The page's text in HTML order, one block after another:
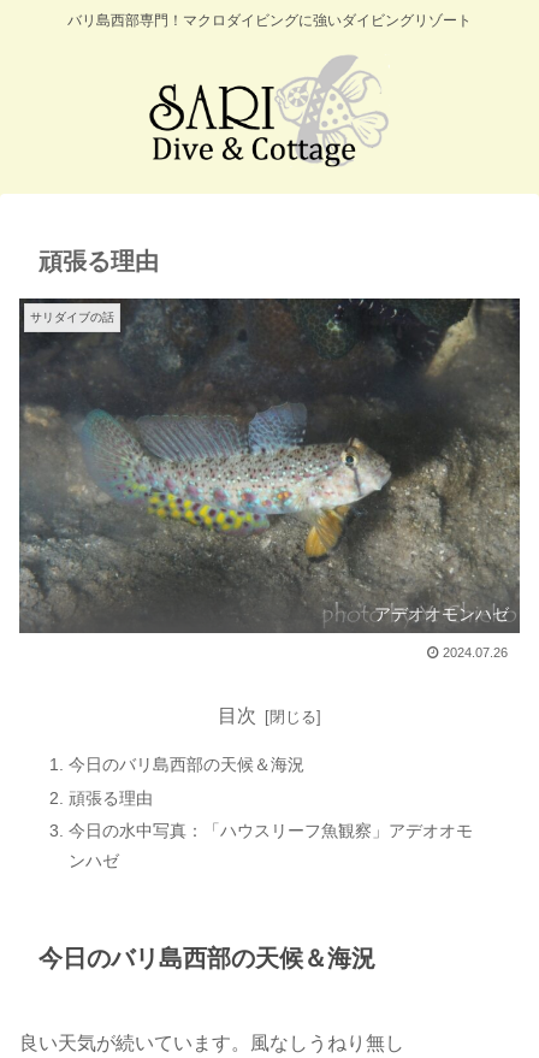
バリ島西部専門！マクロダイビングに強いダイビングリゾート
頑張る理由
サリダイブの話
アデオオモンハゼ
2024.07.26
目次
今日のバリ島西部の天候＆海況
頑張る理由
今日の水中写真：「ハウスリーフ魚観察」アデオオモ
ンハゼ
今日のバリ島西部の天候＆海況
良い天気が続いています。風なしうねり無し